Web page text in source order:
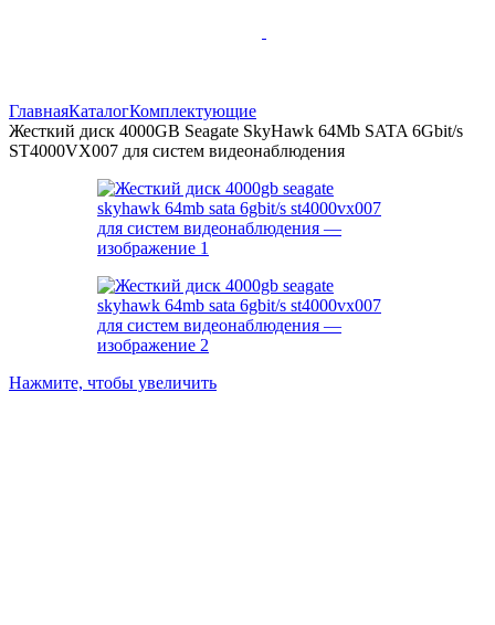
ГлавнаяКаталогКомплектующие
Жесткий диск 4000GB Seagate SkyHawk 64Mb SATA 6Gbit/s
ST4000VX007 для систем видеонаблюдения
Нажмите, чтобы увеличить